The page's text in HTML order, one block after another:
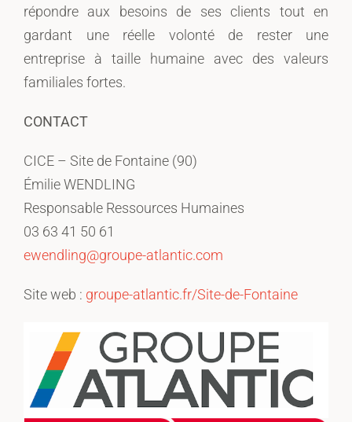
répondre aux besoins de ses clients tout en
gardant une réelle volonté de rester une
entreprise à taille humaine avec des valeurs
familiales fortes.
CONTACT
CICE – Site de Fontaine (90)
Émilie WENDLING
Responsable Ressources Humaines
03 63 41 50 61
ewendling@groupe-atlantic.com
Site web : groupe-atlantic.fr/Site-de-Fontaine